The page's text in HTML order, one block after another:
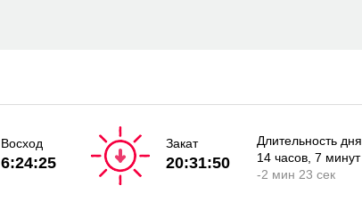
Восход
6:24:25
Закат
20:31:50
Длительность дня
14 часов, 7 минут
-2 мин 23 сек